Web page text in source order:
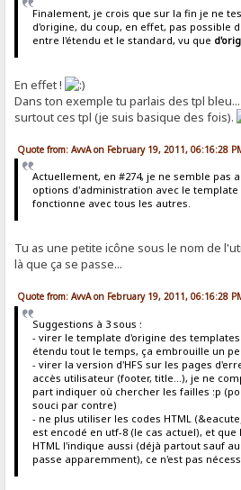
Finalement, je crois que sur la fin je ne
d'origine, du coup, en effet, pas possible
entre l'étendu et le standard, vu que
En effet !
Dans ton exemple tu parlais des tpl
surtout ces tpl (je suis basique des fois).
Quote from: AvvA on February 19, 2011, 06:16:28
Actuellement, en #274, je ne semble pas
options d'administration avec le template
fonctionne avec tous les autres.
Tu as une petite icône sous le nom de
là que ça se passe...
Quote from: AvvA on February 19, 2011, 06:16:28
Suggestions à 3 sous :
- virer le template d'origine des
étendu tout le temps, ça embrouille un
- virer la version d'HFS sur les pages
accès utilisateur (footer, title...), je ne
part indiquer où chercher les failles :p
souci par contre)
- ne plus utiliser les codes HTML
est encodé en utf-8 (le cas actuel), et
HTML l'indique aussi (déjà partout sauf
passe apparemment), ce n'est pas